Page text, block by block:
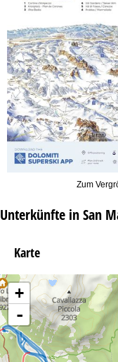
Zum
Unterkünfte in San
Karte
+
-